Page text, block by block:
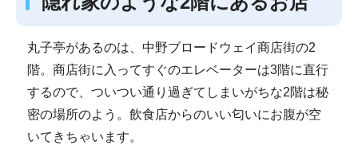
丸子亭があるのは、中野ブロードウェイ商店街の2
階。商店街に入ってすぐのエレベーターは3階に直行
するので、ついつい通り過ぎてしまいがちな2階は秘
密の場所のよう。飲食店からのいい匂いにお腹が空
いてきちゃいます。